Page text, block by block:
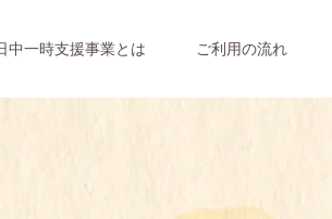
中一時支援事業とは ご利用の流れ